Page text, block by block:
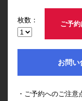
枚数： ご予約
お問い
・ご予約へのご注意